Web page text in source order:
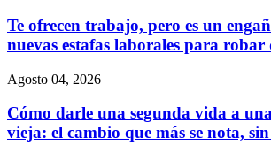
Te ofrecen trabajo, pero es un
nuevas estafas laborales para
Agosto 04, 2026
Cómo darle una segunda vida a
vieja: el cambio que más se nota,